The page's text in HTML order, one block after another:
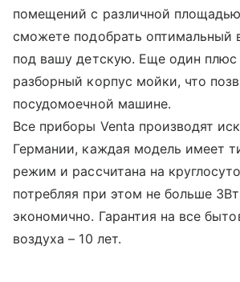
помещений с различной
сможете подобрать оптимальный
под вашу детскую. Еще один плюс
разборный корпус мойки, что
посудомоечной машине.
Все приборы Venta производят
Германии, каждая модель имеет
режим и рассчитана на
потребляя при этом не больше
экономично. Гарантия на все
воздуха – 10 лет.